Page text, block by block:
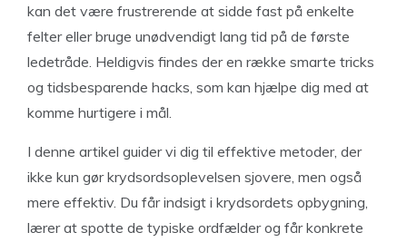
kan det være frustrerende at sidde fast på enkelte
felter eller bruge unødvendigt lang tid på de første
ledetråde. Heldigvis findes der en række smarte tricks
og tidsbesparende hacks, som kan hjælpe dig med at
komme hurtigere i mål.
I denne artikel guider vi dig til effektive metoder, der
ikke kun gør krydsordsoplevelsen sjovere, men også
mere effektiv. Du får indsigt i krydsordets opbygning,
lærer at spotte de typiske ordfælder og får konkrete